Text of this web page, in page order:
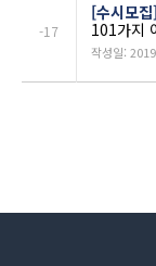
-17
[수시모집]
101가지
작성일: